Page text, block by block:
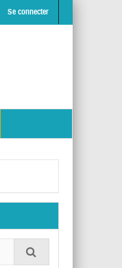
Se connecter